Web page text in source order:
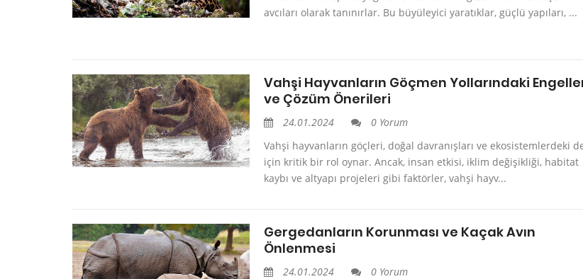
avcıları olarak tanınırlar. Bu büyüleyici yaratıklar, güçlü yapıları, ...
Vahşi Hayvanların Göçmen Yollarındaki
ve Çözüm Önerileri
24.01.2024
0 Yorum
Vahşi hayvanların göçleri, doğal davranışları ve ekosistemlerdeki
için kritik bir rol oynar. Ancak, insan etkisi, iklim değişikliği, habitat
kaybı ve altyapı projeleri gibi faktörler, vahşi hayv...
Gergedanların Korunması ve Kaçak Avın
Önlenmesi
24.01.2024
0 Yorum